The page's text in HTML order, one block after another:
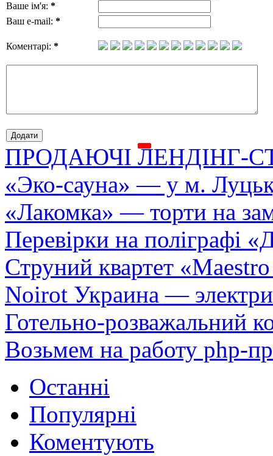
Ваше ім'я: *
Ваш e-mail: *
Коментарі: *
ПРОДАЮЧІ ЛЕНДІНГ-
«Эко-сауна» — у м.
«Лакомка» — торти на
Перевірки на поліграфі
Струний квартет
Noirot Украина —
Готельно-розважальний
Возьмем на работу php-
Останні
Популярні
Коментують